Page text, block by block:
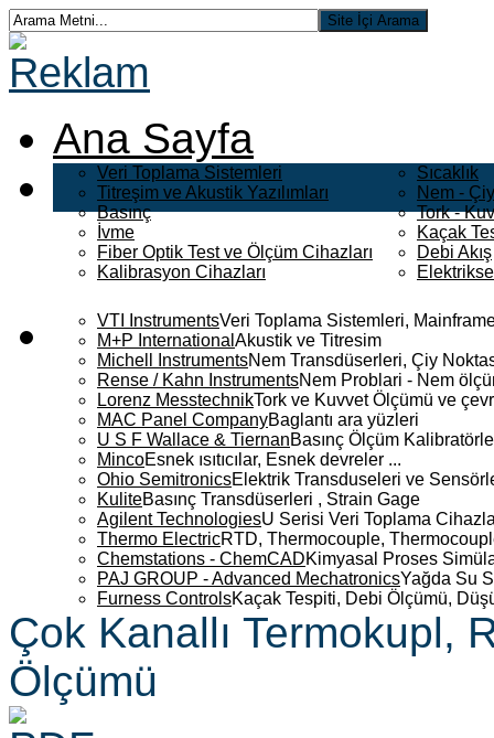
Ana Sayfa
Veri Toplama Sistemleri
Titreşim ve Akustik Yazılımları
Basınç
İvme
Fiber Optik Test ve Ölçüm Cihazları
Kalibrasyon Cihazları
Sıcaklık
Nem -
Tork -
Kaçak
Debi Akış
VTI InstrumentsVeri Toplama Sistemleri,
M+P International Akustik ve Titresim
Michell InstrumentsNem Transdüserleri, Çiy
Rense / Kahn InstrumentsNem Problari - Nem
Lorenz MesstechnikTork ve Kuvvet Ölçümü ve
MAC Panel CompanyBaglantı ara yüzleri
U S F Wallace & TiernanBasınç Ölçüm
MincoEsnek ısıtıcılar, Esnek devreler ...
Ohio SemitronicsElektrik Transduseleri ve
KuliteBasınç Transdüserleri , Strain Gage
Agilent TechnologiesU Serisi Veri Toplama
Thermo ElectricRTD, Thermocouple,
Chemstations - ChemCADKimyasal Proses
PAJ GROUP - Advanced MechatronicsYağda Su
Furness ControlsKaçak Tespiti, Debi Ölçümü,
Çok Kanallı Termokupl,
Ölçümü